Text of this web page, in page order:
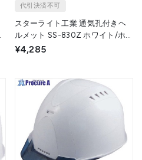
代引決済不可
スターライト工業 通気孔付きヘ
ルメット SS-830Z ホワイト/ホ
ワイト FS-830-ZZ W/W 1個
¥4,285